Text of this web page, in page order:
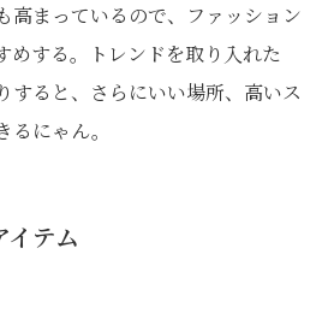
高まっているので、ファッション
めする。トレンドを取り入れた
すると、さらにいい場所、高いス
にゃん。
テム